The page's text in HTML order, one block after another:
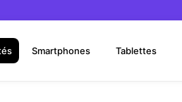
Smartphones Tablettes